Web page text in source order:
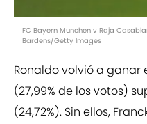
FC Bayern Munchen v Raja
Bardens/Getty Images
Ronaldo volvió a ganar
(27,99% de los votos)
(24,72%). Sin ellos,